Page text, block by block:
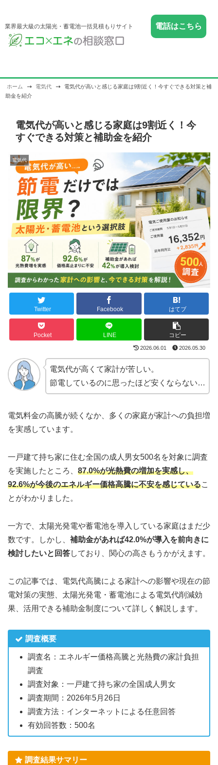
業界最大級の太陽光・蓄電池一括見積もりサイト 電話はこちら
ホーム 電気代
電気代が高いと感じる家庭は9割近く！今すぐできる対策と補
助金を紹介
電気代が高いと感じる家庭は9割近く！今
すぐできる対策と補助金を紹介
電気代
Twitter Facebook はてブ
Pocket LINE コピー
2026.06.01 2026.05.30
電気代が高くて家計が苦しい。
節電しているのに思ったほど安くならない…
電気料金の高騰が続くなか、多くの家庭が家計への負担増
を実感しています。
一戸建て持ち家に住む全国の成人男女500名を対象に調査
を実施したところ、 87.0%が光熱費の増加を実感し、
92.6%が今後のエネルギー価格高騰に不安を感じているこ
とがわかりました。
一方で、太陽光発電や蓄電池を導入している家庭はまだ少
数です。しかし、 補助金があれば42.0%が導入を前向きに
検討したいと回答しており、関心の高さもうかがえます。
この記事では、電気代高騰による家計への影響や現在の節
電対策の実態、太陽光発電・蓄電池による電気代削減効
果、活用できる補助金制度について詳しく解説します。
調査概要
調査名：エネルギー価格高騰と光熱費の家計負担
調査
調査対象：一戸建て持ち家の全国成人男女
調査期間：2026年5月26日
調査方法：インターネットによる任意回答
有効回答数：500名
調査結果サマリー